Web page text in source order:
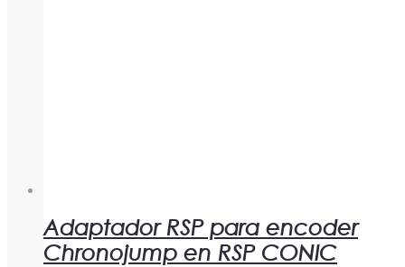
Adaptador RSP para encoder
Chronojump en RSP CONIC